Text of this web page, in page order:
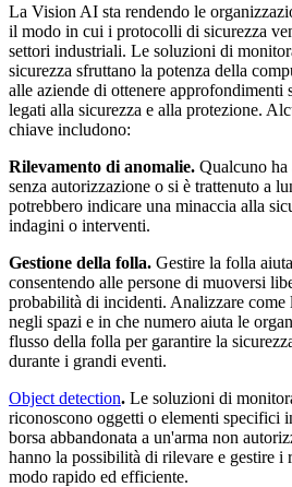
La Vision AI sta rendendo le
il modo in cui i protocolli di sicurezza
settori industriali. Le soluzioni di
sicurezza sfruttano la potenza della
alle aziende di ottenere approfondimenti
legati alla sicurezza e alla protezione.
chiave includono:
Rilevamento di anomalie. Qualcuno ha
senza autorizzazione o si è trattenuto a
potrebbero indicare una minaccia alla
indagini o interventi.
Gestione della folla. Gestire la folla
consentendo alle persone di muoversi
probabilità di incidenti. Analizzare come
negli spazi e in che numero aiuta le
flusso della folla per garantire la
durante i grandi eventi.
Object detection. Le soluzioni di
riconoscono oggetti o elementi specifici
borsa abbandonata a un'arma non
hanno la possibilità di rilevare e gestire i
modo rapido ed efficiente.